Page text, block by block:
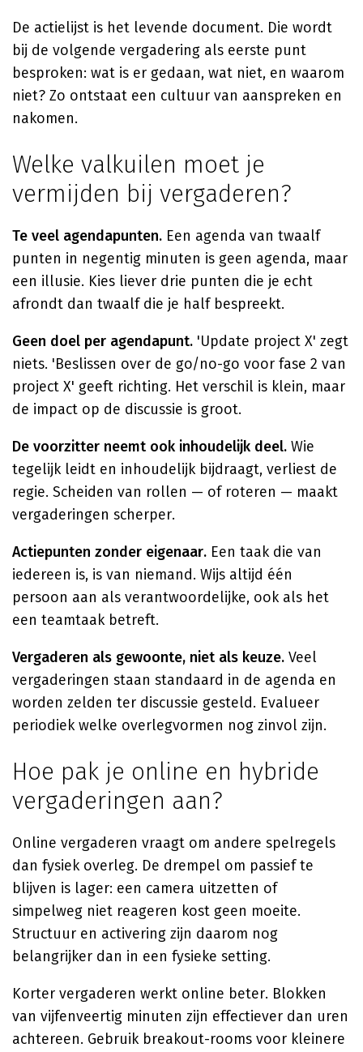
De actielijst is het levende document. Die wordt
bij de volgende vergadering als eerste punt
besproken: wat is er gedaan, wat niet, en waarom
niet? Zo ontstaat een cultuur van aanspreken en
nakomen.
Welke valkuilen moet je
vermijden bij vergaderen?
Te veel agendapunten. Een agenda van twaalf
punten in negentig minuten is geen agenda, maar
een illusie. Kies liever drie punten die je echt
afrondt dan twaalf die je half bespreekt.
Geen doel per agendapunt. 'Update project X' zegt
niets. 'Beslissen over de go/no-go voor fase 2 van
project X' geeft richting. Het verschil is klein, maar
de impact op de discussie is groot.
De voorzitter neemt ook inhoudelijk deel. Wie
tegelijk leidt en inhoudelijk bijdraagt, verliest de
regie. Scheiden van rollen — of roteren — maakt
vergaderingen scherper.
Actiepunten zonder eigenaar. Een taak die van
iedereen is, is van niemand. Wijs altijd één
persoon aan als verantwoordelijke, ook als het
een teamtaak betreft.
Vergaderen als gewoonte, niet als keuze. Veel
vergaderingen staan standaard in de agenda en
worden zelden ter discussie gesteld. Evalueer
periodiek welke overlegvormen nog zinvol zijn.
Hoe pak je online en hybride
vergaderingen aan?
Online vergaderen vraagt om andere spelregels
dan fysiek overleg. De drempel om passief te
blijven is lager: een camera uitzetten of
simpelweg niet reageren kost geen moeite.
Structuur en activering zijn daarom nog
belangrijker dan in een fysieke setting.
Korter vergaderen werkt online beter. Blokken
van vijfenveertig minuten zijn effectiever dan uren
achtereen. Gebruik breakout-rooms voor kleinere